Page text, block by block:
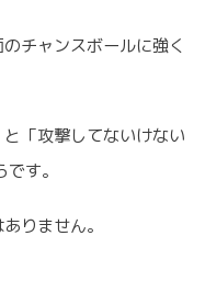
チャンスボールに強く
「攻撃してないけない
す。
りません。